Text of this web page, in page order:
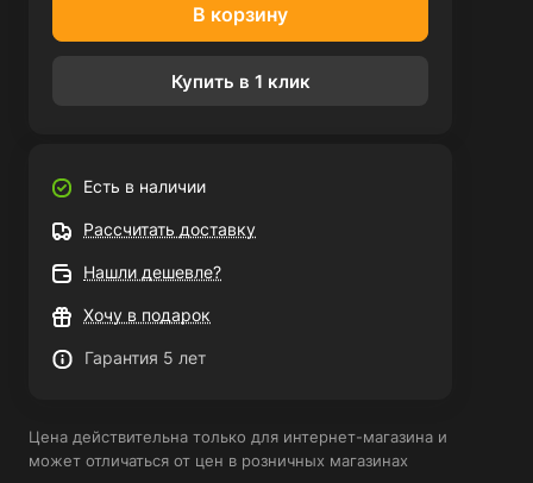
В корзину
Купить в 1 клик
Есть в наличии
Рассчитать доставку
Нашли дешевле?
Хочу в подарок
Гарантия 5 лет
Цена действительна только для интернет-магазина и
может отличаться от цен в розничных магазинах